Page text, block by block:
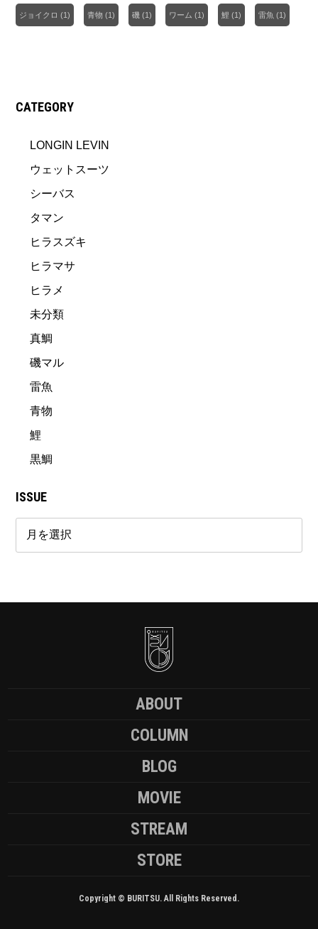
ジョイクロ (1) 青物 (1) 磯 (1) ワーム (1) 鯉 (1) 雷魚 (1)
CATEGORY
LONGIN LEVIN
ウェットスーツ
シーバス
タマン
ヒラスズキ
ヒラマサ
ヒラメ
未分類
真鯛
磯マル
雷魚
青物
鯉
黒鯛
ISSUE
ABOUT
COLUMN
BLOG
MOVIE
STREAM
STORE
Copyright © BURITSU. All Rights Reserved.